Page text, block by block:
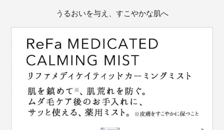
うるおいを与え、すこやかな肌へ